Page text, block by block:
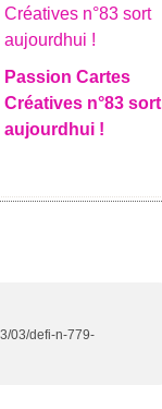
Passion Cartes
Créatives n°83 sort
aujourdhui !
03/defi-n-779-